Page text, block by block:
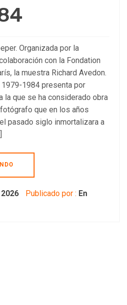
Organizada por la
con la Fondation
la muestra Richard Avedon.
1979-1984 presenta por
la que se ha considerado obra
que en los años
pasado siglo inmortalizara a
Publicado por : En